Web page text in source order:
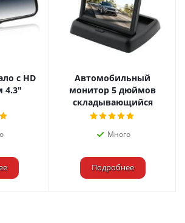
с HD
4.3"
Автомобильный
монитор 5 дюймов
складывающийся
Много
Подробнее